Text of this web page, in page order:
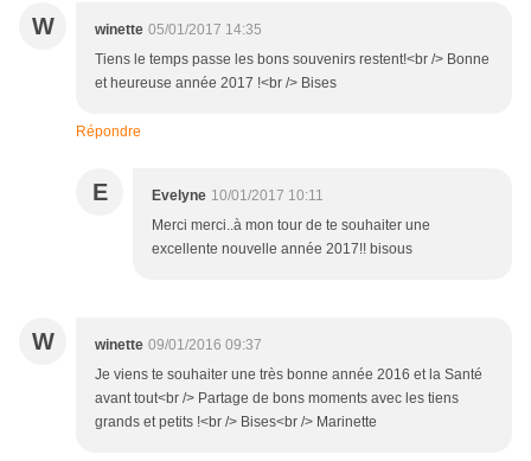
W winette 05/01/2017 14:35
Tiens le temps passe les bons souvenirs restent!<br /> Bonne
et heureuse année 2017 !<br /> Bises
Répondre
E Evelyne 10/01/2017 10:11
Merci merci..à mon tour de te souhaiter une
excellente nouvelle année 2017!! bisous
W winette 09/01/2016 09:37
Je viens te souhaiter une très bonne année 2016 et la Santé
avant tout<br /> Partage de bons moments avec les tiens
grands et petits !<br /> Bises<br /> Marinette